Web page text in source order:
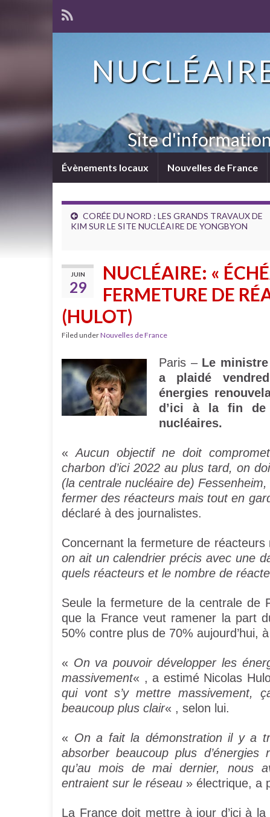
Site
Évènements locaux Nouvelles de France
CORÉE DU NORD : LES GRANDS TRAVAUX DE
KIM SUR LE SITE NUCLÉAIRE DE YONGBYON
JUIN
29
NUCLÉAIRE: «
FERMETURE DE
(HULOT)
Filed underNouvelles de France
Paris – Le
a plaidé
énergies
d’ici à la fin de
nucléaires.
«Aucun objectif ne doit
charbon d’ici 2022 au plus tard, on
(la centrale nucléaire de)
fermer des réacteurs mais tout en
déclaré à des journalistes.
Concernant la fermeture de
on ait un calendrier précis avec une
quels réacteurs et le nombre de
Seule la fermeture de la centrale de
que la France veut ramener la part
50% contre plus de 70% aujourd’hui,
« On va pouvoir développer les
massivement« , a estimé Nicolas
qui vont s’y mettre massivement,
beaucoup plus clair« , selon lui.
« On a fait la démonstration il y a
absorber beaucoup plus
qu’au mois de mai dernier, nous
entraient sur le réseau » électrique, a
La France doit mettre à jour d’ici à